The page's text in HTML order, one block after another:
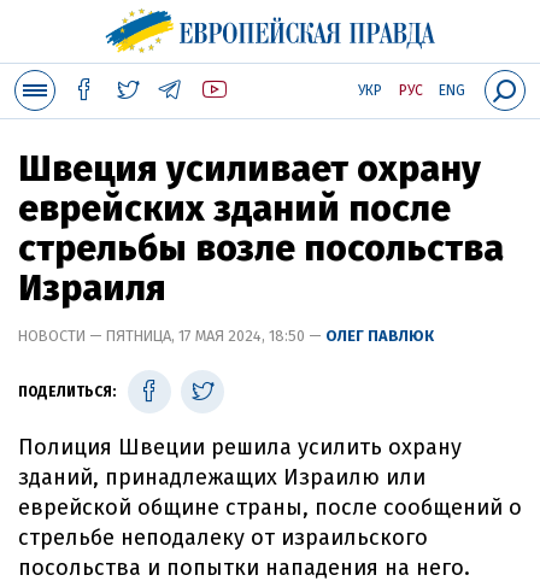
УКР РУС ENG
Швеция усиливает охрану
еврейских зданий после
стрельбы возле посольства
Израиля
НОВОСТИ — ПЯТНИЦА, 17 МАЯ 2024, 18:50 — ОЛЕГ ПАВЛЮК
ПОДЕЛИТЬСЯ:
Полиция Швеции решила усилить охрану
зданий, принадлежащих Израилю или
еврейской общине страны, после сообщений о
стрельбе неподалеку от израильского
посольства и попытки нападения на него.